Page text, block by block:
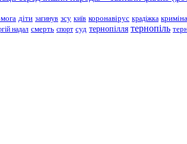
діти загинув зсу київ коронавірус крадіжка
надал смерть спорт суд тернопілля тернопіль